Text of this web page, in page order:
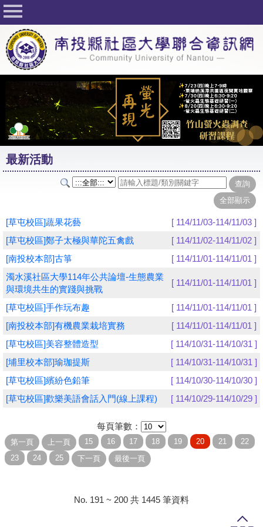
回首頁
關於社大
公佈欄
行事曆
最新活動
活動花絮
課程一覽表
志工與社團
友站連結
網路選課
學員專區
教師專區
評委專區
校務行政
最新活動
[草屯校區]蔬果花藝
[ 114/11/03-114/11/03 ]
[草屯校區]鄭子太極與華陀五禽戲
[ 114/11/02-114/11/02 ]
[南投校本部]古箏
[ 114/11/01-114/11/01 ]
濁水溪社區大學114年公共論壇-生態農業
與環境共生的實踐與挑戰
[ 114/11/01-114/11/01 ]
[草屯校區]手作玩布趣
[ 114/11/01-114/11/01 ]
[南投校本部]有機農業栽培實務
[ 114/11/01-114/11/01 ]
[草屯校區]美容整體造型
[ 114/10/31-114/10/31 ]
[埔里校本部]瑜珈提斯
[ 114/10/31-114/10/31 ]
[草屯校區]繽紛色鉛筆
[ 114/10/30-114/10/30 ]
[草屯校區]歡樂美語會話入門(線上課程)
[ 114/10/29-114/10/29 ]
每頁筆數：
No. 191 ~ 200 共 1445 筆資料